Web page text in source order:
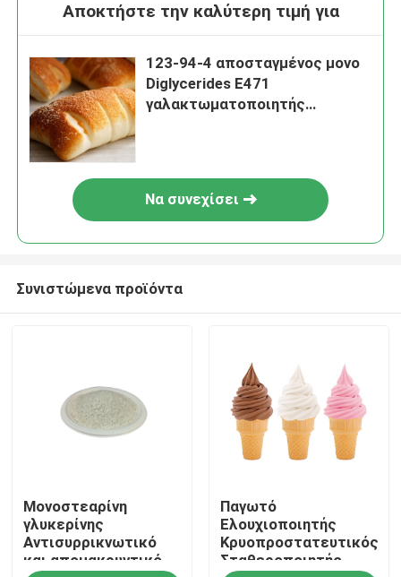
Προϊόντα
Βίντεο
Αποκτήστε την καλύτερη τιμή για
123-94-4 αποσταγμένος μονο
Diglycerides E471
γαλακτωματοποιητής
Να συνεχίσει
Συνιστώμενα προϊόντα
Μονοστεαρίνη
γλυκερίνης
Αντισυρρικνωτικό
και απομακρυντικό
Παγωτό
Ελουχιοποιητής
Κρυοπροστατευτικός
Σταθεροποιητής